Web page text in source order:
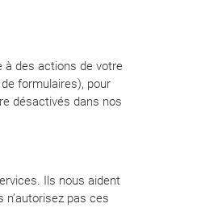
à des actions de votre
formulaires), pour
désactivés dans nos
Ils nous aident
pas ces